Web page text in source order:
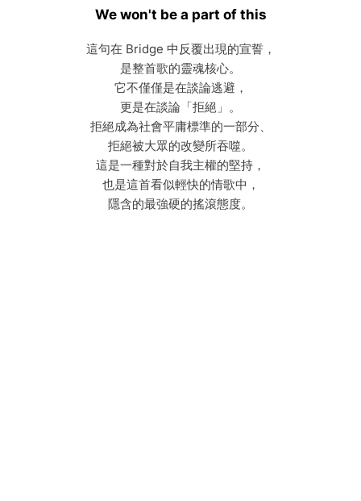
We won't be a part of this
這句在 Bridge 中反覆出現的宣誓，
是整首歌的靈魂核心。
它不僅僅是在談論逃避，
更是在談論「拒絕」。
拒絕成為社會平庸標準的一部分、
拒絕被大眾的改變所吞噬。
這是一種對於自我主權的堅持，
也是這首看似輕快的情歌中，
隱含的最強硬的搖滾態度。